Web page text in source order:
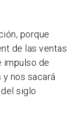
porque
de las ventas
impulso de
nos sacará
siglo